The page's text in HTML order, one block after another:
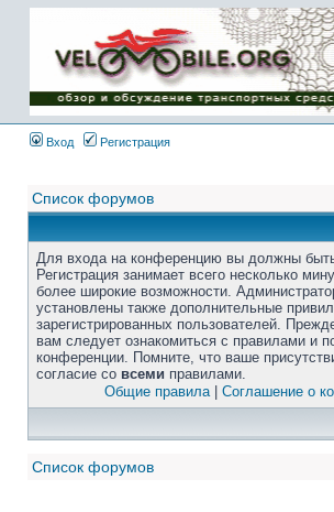
Вход Регистрация
Список форумов
Для входа на конференцию вы должны быть
Регистрация занимает всего несколько
более широкие возможности.
установлены также дополнительные
зарегистрированных пользователей.
вам следует ознакомиться с правилами и
конференции. Помните, что ваше
согласие со всеми правилами.
Общие правила| Соглашение о
Список форумов